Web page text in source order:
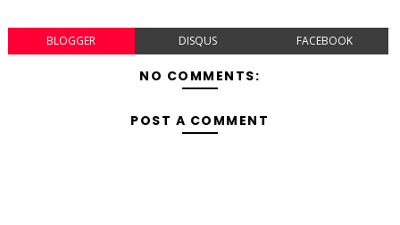
BLOGGER DISQUS FACEBOOK
NO COMMENTS:
POST A COMMENT